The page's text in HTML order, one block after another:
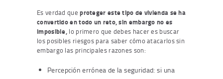
Es verdad queproteger este tipo de vivienda se ha
convertido en todo un reto, sin embargo no es
imposible, lo primero que debes hacer es buscar
los posibles riesgos para saber cómo atacarlos sin
embargo las principales razones son:
Percepción errónea de la seguridad: si una